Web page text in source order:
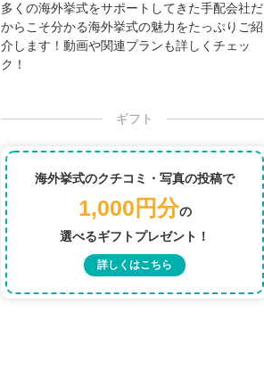
多くの海外挙式をサポートしてきた手配会社だ
からこそ分かる海外挙式の魅力をたっぷりご紹
介します！動画や関連プランも詳しくチェッ
ク！
ギフト
海外挙式のクチコミ・写真の投稿で
1,000円分の
選べるギフトプレゼント！
詳しくはこちら